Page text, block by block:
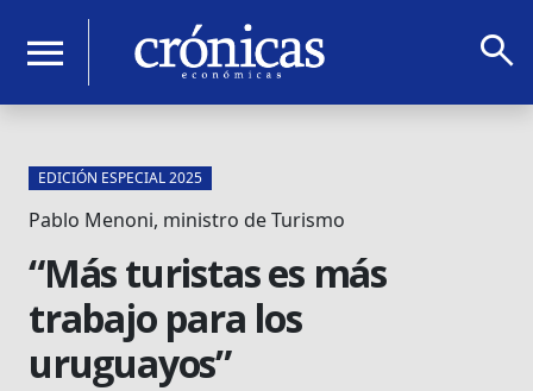
menu search
EDICIÓN ESPECIAL 2025
Pablo Menoni, ministro de Turismo
“Más turistas es más
trabajo para los
uruguayos”